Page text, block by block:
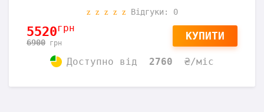
Відгуки: 0
5520грн
6900 грн
КУПИТИ
Доступно від 2760 ₴/міс